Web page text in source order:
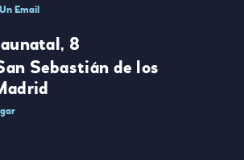
Email
8
Sebastián de los